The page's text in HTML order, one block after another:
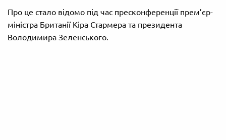
Про це стало відомо під час пресконференції прем’єр-
міністра Британії Кіра Стармера та президента
Володимира Зеленського.